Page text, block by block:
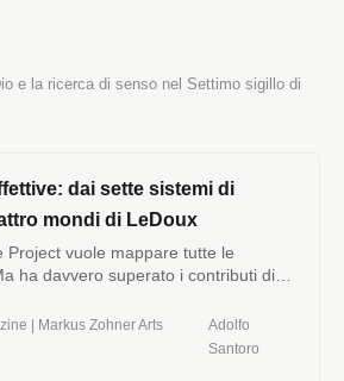
e la ricerca di senso nel Settimo sigillo di
dai sette sistemi di
mondi di LeDoux
Project vuole mappare tutte le
ha davvero superato i contributi di
| Markus Zohner Arts
Adolfo
Santoro